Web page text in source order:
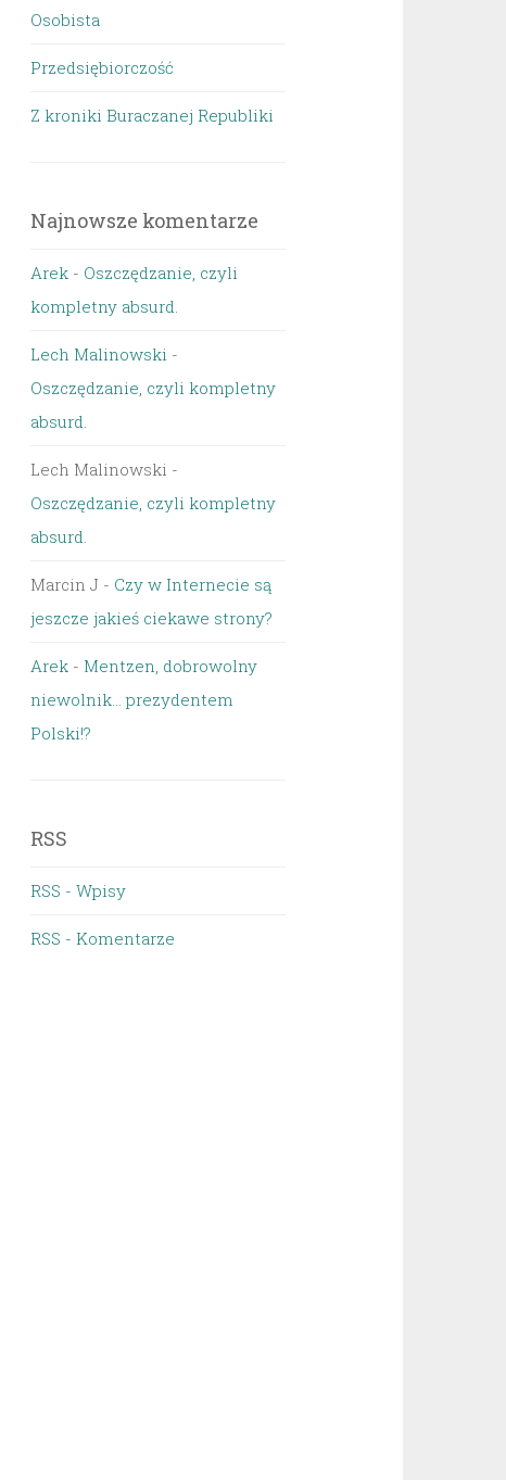
Osobista
Przedsiębiorczość
Z kroniki Buraczanej Republiki
Najnowsze komentarze
Arek - Oszczędzanie, czyli
kompletny absurd.
Lech Malinowski -
Oszczędzanie, czyli kompletny
absurd.
Lech Malinowski -
Oszczędzanie, czyli kompletny
absurd.
Marcin J - Czy w Internecie są
jeszcze jakieś ciekawe strony?
Arek - Mentzen, dobrowolny
niewolnik… prezydentem
Polski!?
RSS
RSS - Wpisy
RSS - Komentarze